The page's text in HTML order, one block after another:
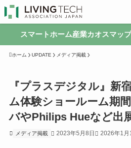
スマートホーム産業カオスマップ
ホーム UPDATE メディア掲載
『プラスデジタル』新
ム体験ショールーム期
バやPhilips Hueなど出
メディア掲載 2023年5月8日 2026年1月